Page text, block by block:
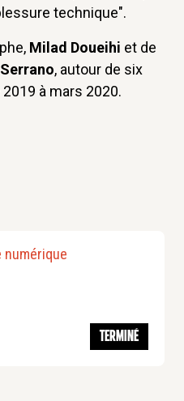
technique".
Milad Doueihi et de
, autour de six
à mars 2020.
numérique
TERMINÉ